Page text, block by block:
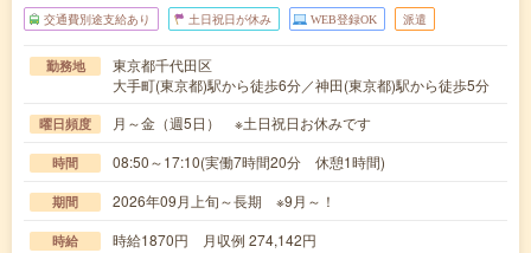
交通費別途支給あり 土日祝日が休み WEB登録OK 派遣
勤務地
東京都千代田区
大手町(東京都)駅から徒歩6分／神田(東京都)駅から徒歩5分
曜日頻度 月～金（週5日） ※土日祝日お休みです
時間 08:50～17:10(実働7時間20分 休憩1時間)
期間 2026年09月上旬～長期 ※9月～！
時給 時給1870円 月収例 274,142円